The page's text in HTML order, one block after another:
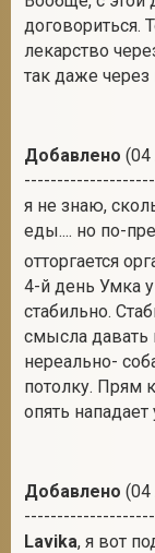
договориться.
лекарство
так даже
Добавлено (04
я не знаю,
еды.... но по-
отторгается
4-й день Умка
стабильно.
смысла давать
нереально-
потолку. Прям
опять нападает
Добавлено (04
Lavika, я вот